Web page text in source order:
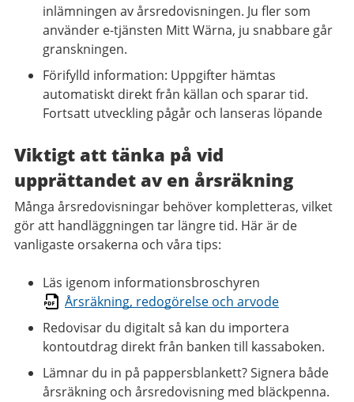
inlämningen av årsredovisningen. Ju fler som
använder e-tjänsten Mitt Wärna, ju snabbare går
granskningen.
Förifylld information: Uppgifter hämtas
automatiskt direkt från källan och sparar tid.
Fortsatt utveckling pågår och lanseras löpande
Viktigt att tänka på vid
upprättandet av en årsräkning
Många årsredovisningar behöver kompletteras, vilket
gör att handläggningen tar längre tid. Här är de
vanligaste orsakerna och våra tips: ​
Läs igenom informationsbroschyren
Årsräkning, redogörelse och arvode
Redovisar du digitalt så kan du importera
kontoutdrag direkt från banken till kassaboken.
Lämnar du in på pappersblankett? Signera både
årsräkning och årsredovisning med bläckpenna.​